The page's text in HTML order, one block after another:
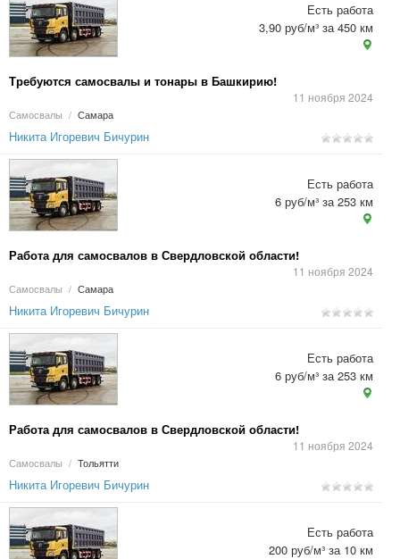
Требуются самосвалы и тонары в Башкирию!
11 ноября 2024
Самосвалы / Самара
Есть работа
3,90 руб/м³ за 450 км
Никита Игоревич Бичурин
Работа для самосвалов в Свердловской области!
11 ноября 2024
Самосвалы / Самара
Есть работа
6 руб/м³ за 253 км
Никита Игоревич Бичурин
Работа для самосвалов в Свердловской области!
11 ноября 2024
Самосвалы / Тольятти
Есть работа
6 руб/м³ за 253 км
Никита Игоревич Бичурин
Есть работа
200 руб/м³ за 10 км